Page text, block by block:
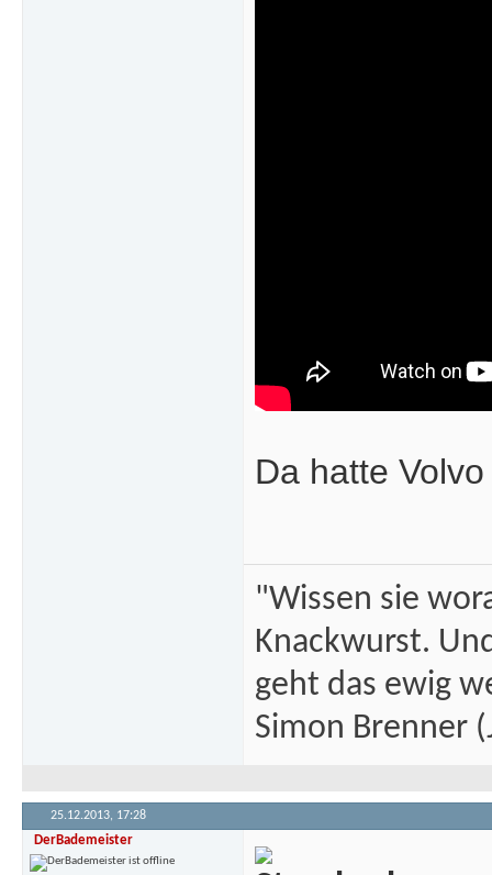
Da hatte
"Wissen sie
Knackwurst.
geht das ewig
Simon Brenner
25.12.2013, 17:28
DerBademeister